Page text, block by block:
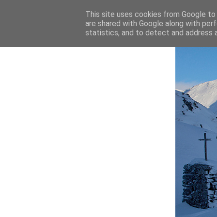
This site uses cookies from Google
are shared with Google along with
statistics, and to detect and address